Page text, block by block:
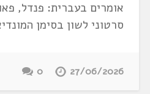
סרטוני לשון בסימן
27/06/2026
0